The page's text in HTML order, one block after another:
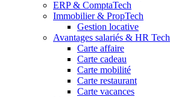
ERP & ComptaTech
Immobilier & PropTech
Gestion locative
Avantages salariés & HR Tech
Carte affaire
Carte cadeau
Carte mobilité
Carte restaurant
Carte vacances